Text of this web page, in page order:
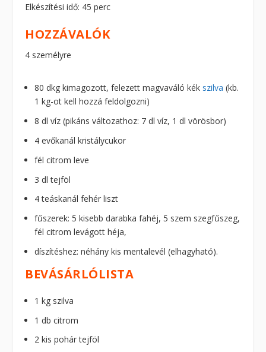
Elkészítési idő: 45 perc
HOZZÁVALÓK
4 személyre
80 dkg kimagozott, felezett magvaváló kék szilva (kb.
1 kg-ot kell hozzá feldolgozni)
8 dl víz (pikáns változathoz: 7 dl víz, 1 dl vörösbor)
4 evőkanál kristálycukor
fél citrom leve
3 dl tejföl
4 teáskanál fehér liszt
fűszerek: 5 kisebb darabka fahéj, 5 szem szegfűszeg,
fél citrom levágott héja,
díszítéshez: néhány kis mentalevél (elhagyható).
BEVÁSÁRLÓLISTA
1 kg szilva
1 db citrom
2 kis pohár tejföl